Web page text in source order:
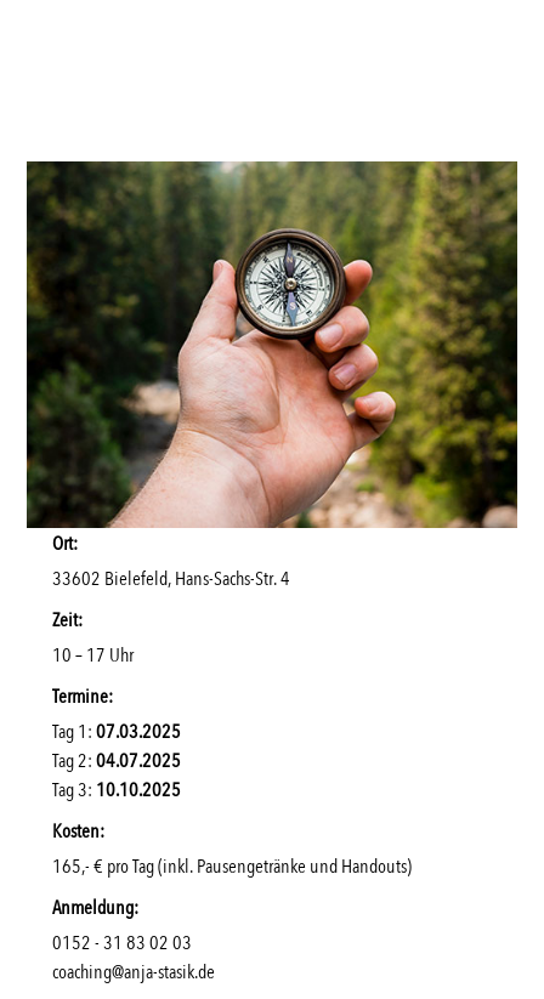
Ort:
33602 Bielefeld, Hans-Sachs-Str. 4
Zeit:
10 – 17 Uhr
Termine:
Tag 1: 07.03.2025
Tag 2: 04.07.2025
Tag 3: 10.10.2025
Kosten:
165,- € pro Tag (inkl. Pausengetränke und Handouts)
Anmeldung:
0152 - 31 83 02 03
coaching@anja-stasik.de